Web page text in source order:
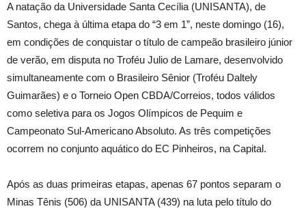
A natação da Universidade Santa Cecília (UNISANTA), de
Santos, chega à última etapa do “3 em 1”, neste domingo (16),
em condições de conquistar o título de campeão brasileiro júnior
de verão, em disputa no Troféu Julio de Lamare, desenvolvido
simultaneamente com o Brasileiro Sênior (Troféu Daltely
Guimarães) e o Torneio Open CBDA/Correios, todos válidos
como seletiva para os Jogos Olímpicos de Pequim e
Campeonato Sul-Americano Absoluto. As três competições
ocorrem no conjunto aquático do EC Pinheiros, na Capital.
Após as duas primeiras etapas, apenas 67 pontos separam o
Minas Tênis (506) da UNISANTA (439) na luta pelo título do